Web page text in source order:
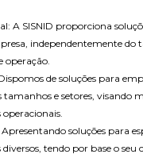
A SISNID proporciona
independentemente do
operação.
de soluções para
tamanhos e setores, visando
soluções para
tendo por base o seu